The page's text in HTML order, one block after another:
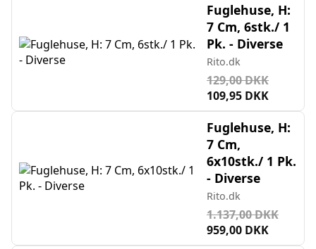
Fuglehuse, H:
7 Cm, 6stk./ 1
Pk. - Diverse
Rito.dk
129,00 DKK
109,95 DKK
Fuglehuse, H:
7 Cm,
6x10stk./ 1 Pk.
- Diverse
Rito.dk
1.137,00 DKK
959,00 DKK